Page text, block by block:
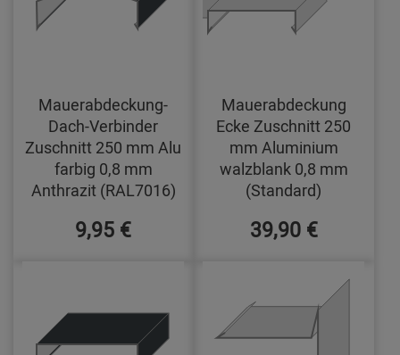
Mauerabdeckung-
Dach-Verbinder
Zuschnitt 250 mm Alu
farbig 0,8 mm
Anthrazit (RAL7016)
9,95 €
Mauerabdeckung
Ecke Zuschnitt 250
mm Aluminium
walzblank 0,8 mm
(Standard)
39,90 €